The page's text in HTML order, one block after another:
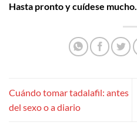
Hasta pronto y cuídese mucho.
Cuándo tomar tadalafil: antes
del sexo o a diario